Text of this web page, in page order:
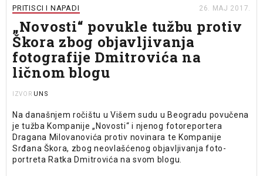
PRITISCI I NAPADI 26. MAJ 2017.
„Novosti“ povukle tužbu protiv
Škora zbog objavljivanja
fotografije Dmitrovića na
ličnom blogu
IZVOR UNS
Na današnjem ročištu u Višem sudu u Beogradu povučena
je tužba Kompanije „Novosti“ i njenog fotoreportera
Dragana Milovanovića protiv novinara te Kompanije
Srđana Škora, zbog neovlašćenog objavljivanja foto-
portreta Ratka Dmitrovića na svom blogu.